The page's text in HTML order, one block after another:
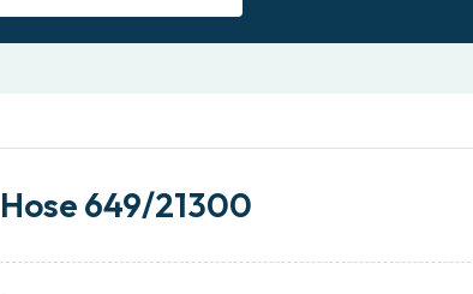
Hose 649/21300